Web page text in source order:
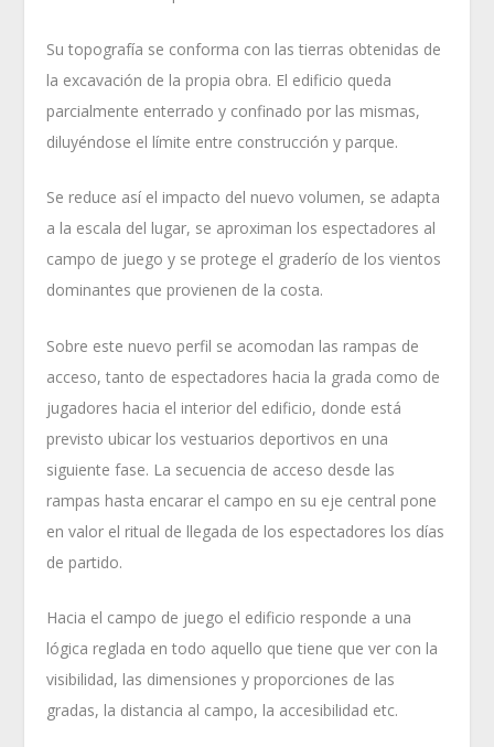
Su topografía se conforma con las tierras obtenidas de
la excavación de la propia obra. El edificio queda
parcialmente enterrado y confinado por las mismas,
diluyéndose el límite entre construcción y parque.
Se reduce así el impacto del nuevo volumen, se adapta
a la escala del lugar, se aproximan los espectadores al
campo de juego y se protege el graderío de los vientos
dominantes que provienen de la costa.
Sobre este nuevo perfil se acomodan las rampas de
acceso, tanto de espectadores hacia la grada como de
jugadores hacia el interior del edificio, donde está
previsto ubicar los vestuarios deportivos en una
siguiente fase. La secuencia de acceso desde las
rampas hasta encarar el campo en su eje central pone
en valor el ritual de llegada de los espectadores los días
de partido.
Hacia el campo de juego el edificio responde a una
lógica reglada en todo aquello que tiene que ver con la
visibilidad, las dimensiones y proporciones de las
gradas, la distancia al campo, la accesibilidad etc.